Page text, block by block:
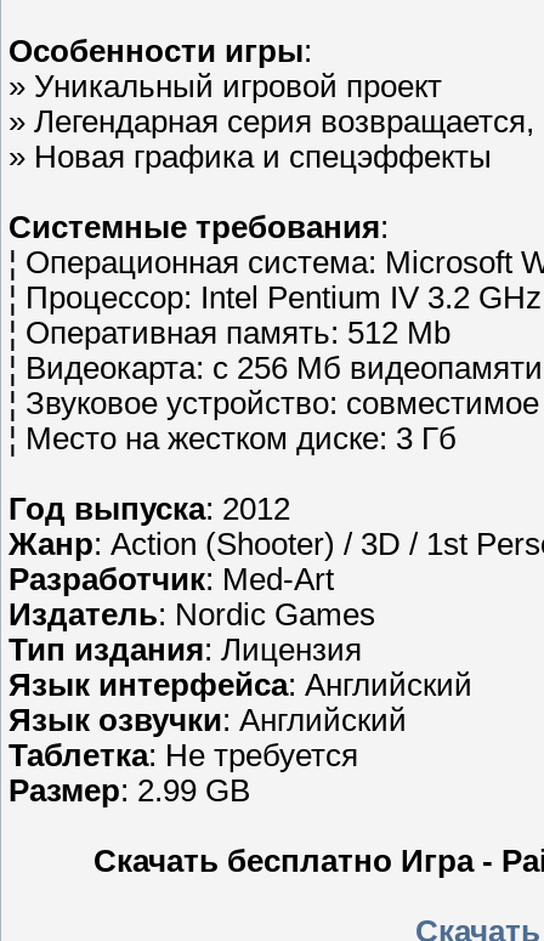
Особенности игры:
» Уникальный игровой проект
» Легендарная серия
» Новая графика и спецэффекты
Системные требования:
¦ Операционная система: Microsoft
¦ Процессор: Intel Pentium IV 3.2 GHz
¦ Оперативная память: 512 Mb
¦ Видеокарта: с 256 Мб
¦ Звуковое устройство:
¦ Место на жестком диске: 3 Гб
Год выпуска: 2012
Жанр: Action (Shooter) / 3D / 1st
Разработчик: Med-Art
Издатель: Nordic Games
Тип издания: Лицензия
Язык интерфейса: Английский
Язык озвучки: Английский
Таблетка: Не требуется
Размер: 2.99 GB
Скачать бесплатно Игра -